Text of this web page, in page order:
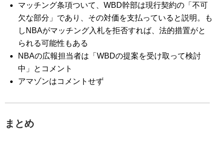
マッチング条項ついて、WBD幹部は現行契約の「不可
欠な部分」であり、その対価を支払っていると説明。も
しNBAがマッチング入札を拒否すれば、法的措置がと
られる可能性もある
NBAの広報担当者は「WBDの提案を受け取って検討
中」とコメント
アマゾンはコメントせず
まとめ